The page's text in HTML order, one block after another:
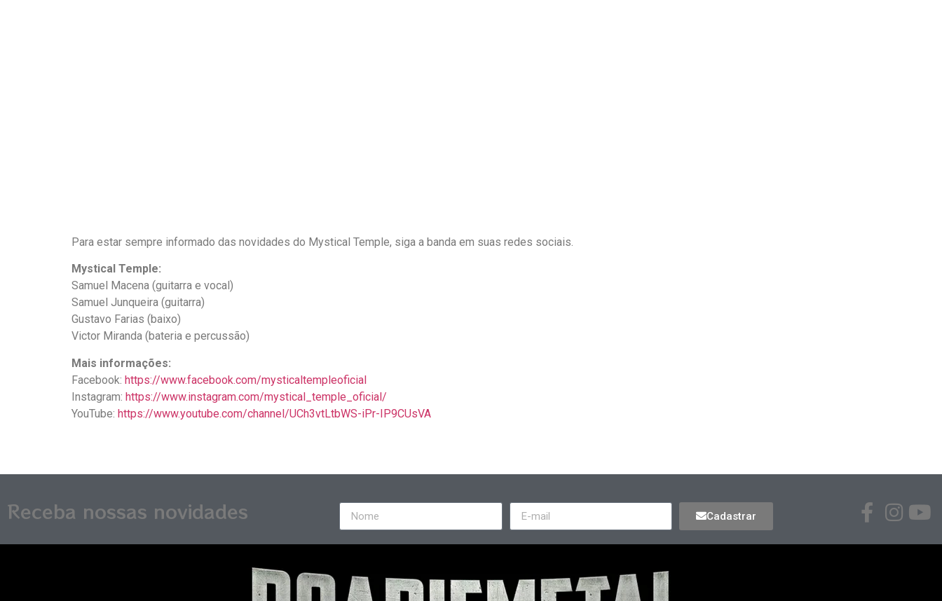
Para estar sempre informado das novidades do Mystical Temple, siga a banda em suas redes sociais.
Mystical Temple:
Samuel Macena (guitarra e vocal)
Samuel Junqueira (guitarra)
Gustavo Farias (baixo)
Victor Miranda (bateria e percussão)
Mais informações:
Facebook: https://www.facebook.com/mysticaltempleoficial
Instagram: https://www.instagram.com/mystical_temple_oficial/
YouTube: https://www.youtube.com/channel/UCh3vtLtbWS-iPr-IP9CUsVA
Receba nossas novidades Cadastrar